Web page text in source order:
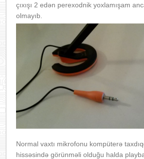
çıxışı 2 edən perexodnik yoxlamışam
olmayıb.
Normal vaxtı mikrofonu kompüterə
hissəsində görünməli olduğu halda